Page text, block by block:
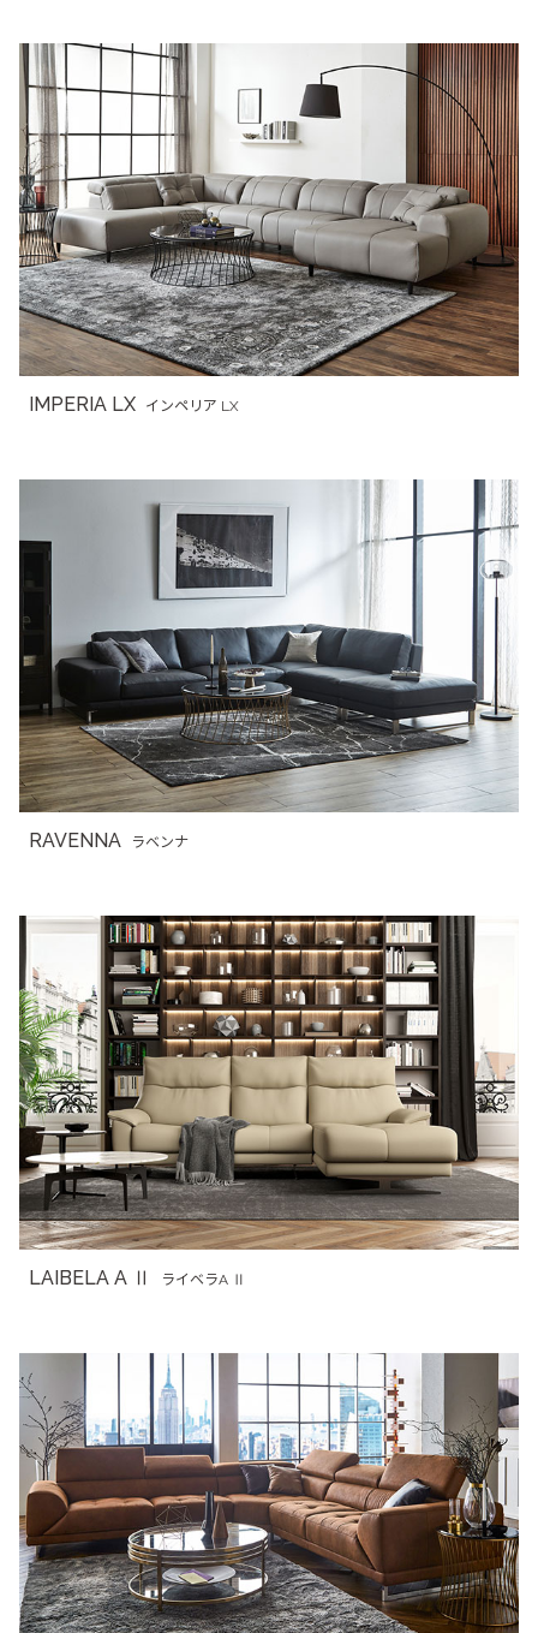
IMPERIA LX インペリア LX
RAVENNA ラベンナ
LAIBELA A Ⅱ ライベラA Ⅱ